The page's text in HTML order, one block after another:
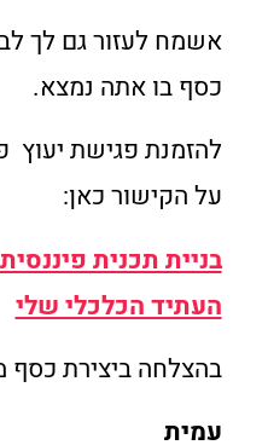
אשמח לעזור גם לך
כסף בו אתה נמצא.
להזמנת פגישת יעוץ
על הקישור כאן:
בניית תכנית
העתיד הכלכלי שלי
בהצלחה ביצירת כסף
עמית